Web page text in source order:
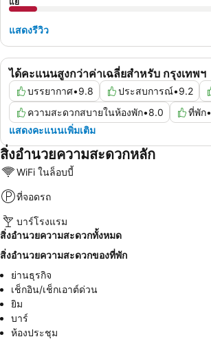
ได้คะแนนสูงกว่าค่าเฉลี่ยสำหรับ กรุงเทพฯ
บรรยากาศ•9.8 ประสบการณ์•9.2
ความสะดวกสบายในห้องพัก•8.0 ที่พัก•
แสดงคะแนนเพิ่มเติม
แสดงรีวิว
สิ่งอำนวยความสะดวกหลัก
WiFi ในล็อบบี้
ที่จอดรถ
บาร์โรงแรม
สิ่งอำนวยความสะดวกทั้งหมด
สิ่งอำนวยความสะดวกของที่พัก
ย่านธุรกิจ
เช็กอิน/เช็กเอาต์ด่วน
ยิม
บาร์
ห้องประชุม